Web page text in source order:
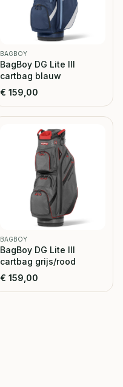
BAGBOY
BagBoy DG Lite III
cartbag blauw
€ 159,00
BAGBOY
BagBoy DG Lite III
cartbag grijs/rood
€ 159,00